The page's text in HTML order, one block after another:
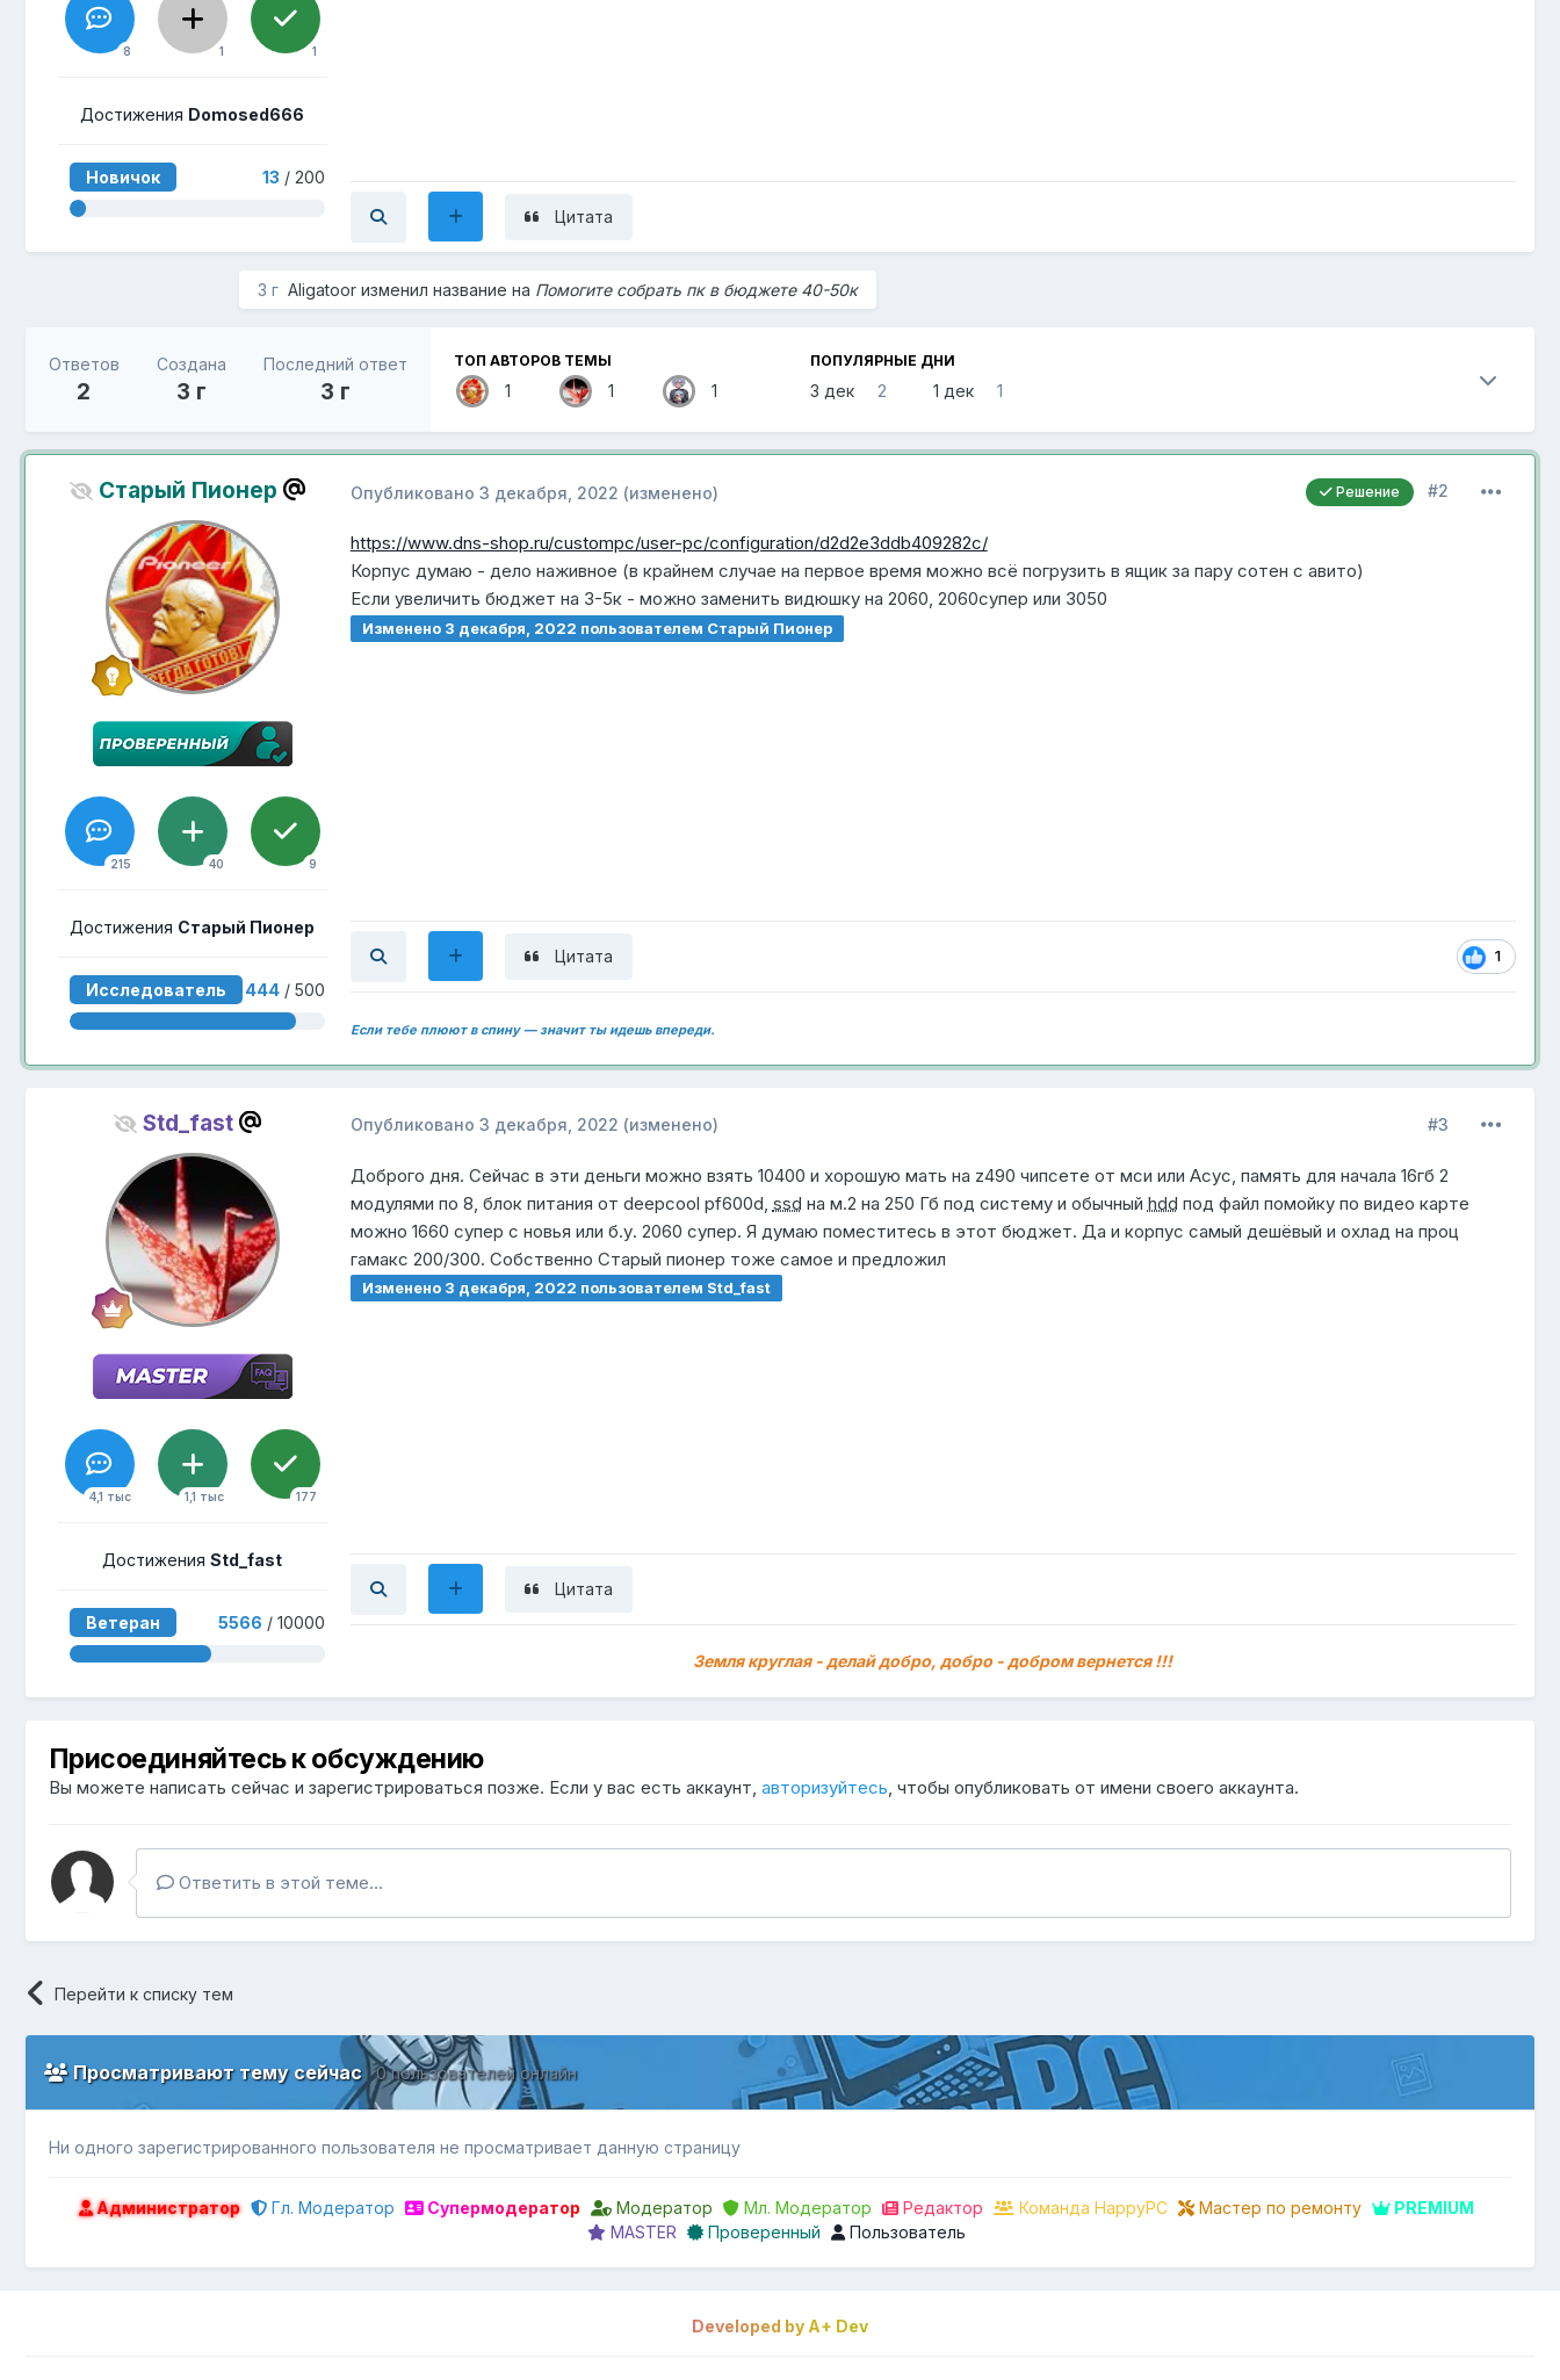
8 1 1
Достижения Domosed666
Новичок 13 / 200
Цитата
3 г Aligatoorизменил название на Помогите собрать пк в бюджете 40-50к
Ответов
2
Создана
3 г
Последний ответ
3 г
ТОП АВТОРОВ ТЕМЫ
1 1 1
ПОПУЛЯРНЫЕ ДНИ
3 дек 2 1 дек 1
Старый Пионер
215 40 9
Достижения Старый Пионер
Исследователь 444/ 500
Решение #2
Опубликовано 3 декабря, 2022 (изменено)
https://www.dns-shop.ru/custompc/user-pc/configuration/d2d2e3ddb409282c/
Корпус думаю - дело наживное (в крайнем случае на первое время можно всё погрузить в ящик за пару сотен с авито)
Если увеличить бюджет на 3-5к - можно заменить видюшку на 2060, 2060супер или 3050
Изменено 3 декабря, 2022 пользователем Старый Пионер
1
Цитата
Если тебе плюют в спину — значит ты идешь впереди.
Std_fast
4,1 тыс 1,1 тыс 177
ДостиженияStd_fast
Ветеран 5566 / 10000
#3
Опубликовано 3 декабря, 2022 (изменено)
Доброго дня. Сейчас в эти деньги можно взять 10400 и хорошую мать на z490 чипсете от мси или Асус, память для начала 16гб 2
модулями по 8, блок питания от deepcool pf600d, ssd на м.2 на 250 Гб под систему и обычный hdd под файл помойку по видео карте
можно 1660 супер с новья или б.у. 2060 супер. Я думаю поместитесь в этот бюджет. Да и корпус самый дешёвый и охлад на проц
гамакс 200/300. Собственно Старый пионер тоже самое и предложил
Изменено 3 декабря, 2022 пользователем Std_fast
Цитата
Земля круглая - делай добро, добро - добром вернется !!!
Присоединяйтесь к обсуждению
Вы можете написать сейчас и зарегистрироваться позже. Если у вас есть аккаунт, авторизуйтесь, чтобы опубликовать от имени своего аккаунта.
Ответить в этой теме...
Перейти к списку тем
Просматривают тему сейчас0 пользователей онлайн
Ни одного зарегистрированного пользователя не просматривает данную страницу
Администратор Гл. Модератор Супермодератор Модератор Мл. Модератор Редактор Команда HappyPC Мастер по ремонту
PREMIUM
MASTER
Проверенный Пользователь
Developed by A+ Dev